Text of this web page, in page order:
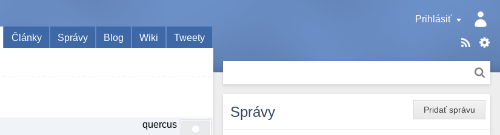
Prihlásiť
Články Správy Blog Wiki Tweety
quercus
Pridať správu
Správy